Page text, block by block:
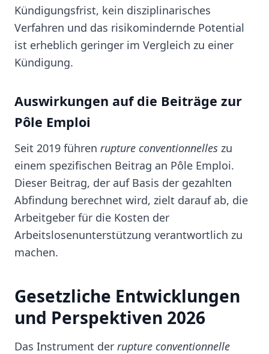
Kündigungsfrist, kein disziplinarisches
Verfahren und das risikomindernde Potential
ist erheblich geringer im Vergleich zu einer
Kündigung.
Auswirkungen auf die Beiträge zur
Pôle Emploi
Seit 2019 führen rupture conventionnelles zu
einem spezifischen Beitrag an Pôle Emploi.
Dieser Beitrag, der auf Basis der gezahlten
Abfindung berechnet wird, zielt darauf ab, die
Arbeitgeber für die Kosten der
Arbeitslosenunterstützung verantwortlich zu
machen.
Gesetzliche Entwicklungen
und Perspektiven 2026
Das Instrument der rupture conventionnelle